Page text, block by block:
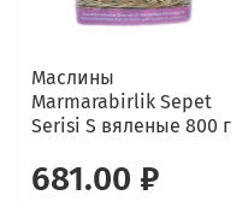
Маслины
Marmarabirlik Sepet
Serisi S вяленые 800 г
681.00 ₽